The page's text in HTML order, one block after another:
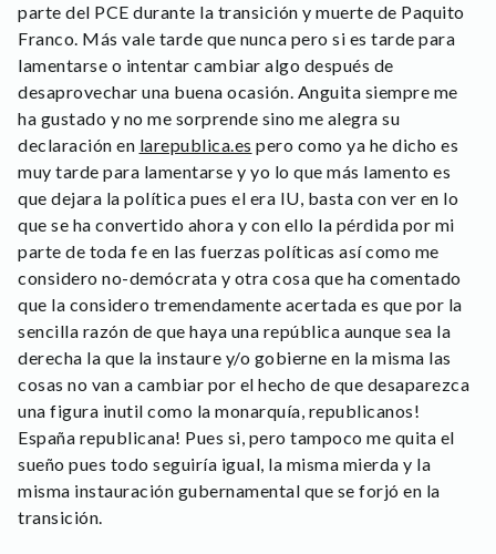
parte del PCE durante la transición y muerte de Paquito
Franco. Más vale tarde que nunca pero si es tarde para
lamentarse o intentar cambiar algo después de
desaprovechar una buena ocasión. Anguita siempre me
ha gustado y no me sorprende sino me alegra su
declaración en larepublica.es pero como ya he dicho es
muy tarde para lamentarse y yo lo que más lamento es
que dejara la política pues el era IU, basta con ver en lo
que se ha convertido ahora y con ello la pérdida por mi
parte de toda fe en las fuerzas políticas así como me
considero no-demócrata y otra cosa que ha comentado
que la considero tremendamente acertada es que por la
sencilla razón de que haya una república aunque sea la
derecha la que la instaure y/o gobierne en la misma las
cosas no van a cambiar por el hecho de que desaparezca
una figura inutil como la monarquía, republicanos!
España republicana! Pues si, pero tampoco me quita el
sueño pues todo seguiría igual, la misma mierda y la
misma instauración gubernamental que se forjó en la
transición.